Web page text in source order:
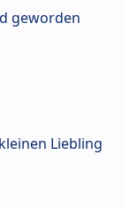
geworden
Liebling